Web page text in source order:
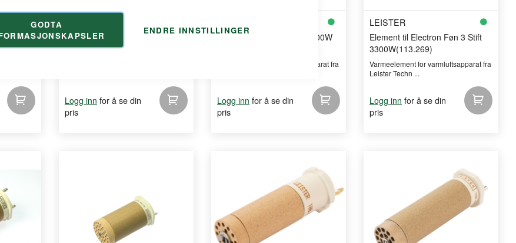
GODTA
ENDRE INNSTILLINGER
1500
W for
Element til Leister Electron ST
Føn 2200w
Logg inn for å se din
pris
Element til Ghibly 230V 1800W
Varmeelement for varmluftsapparat fra
Logg inn for å se din
pris
LEISTER
Element til Electron Føn 3 Stift
3300W(113.269)
Varmeelement for varmluftsapparat fra
Leister Techn ...
Logg inn for å se din
pris